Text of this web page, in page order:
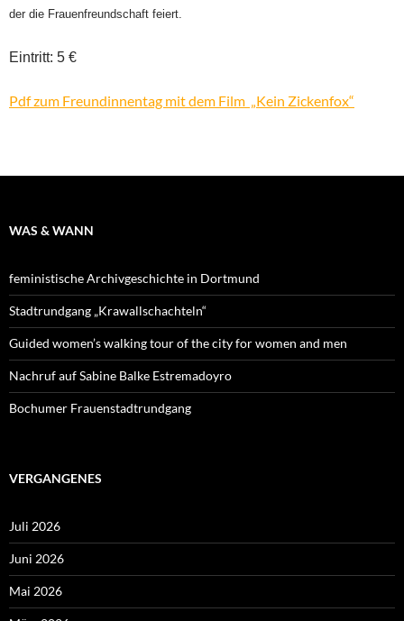
der die Frauenfreundschaft feiert.
Eintritt: 5 €
Pdf zum Freundinnentag mit dem Film „Kein Zickenfox“
WAS & WANN
feministische Archivgeschichte in Dortmund
Stadtrundgang „Krawallschachteln“
Guided women’s walking tour of the city for women and men
Nachruf auf Sabine Balke Estremadoyro
Bochumer Frauenstadtrundgang
VERGANGENES
Juli 2026
Juni 2026
Mai 2026